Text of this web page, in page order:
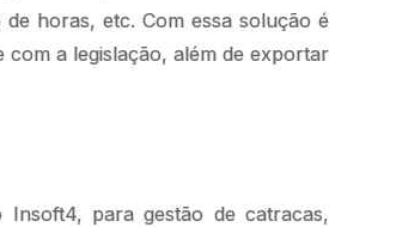
horas, etc. Com essa solução é
a legislação, além de exportar
para gestão de catracas,